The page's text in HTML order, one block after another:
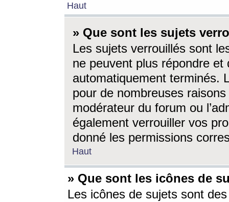
Haut
» Que sont les sujets
Les sujets verrouillés sont
ne peuvent plus répondre
automatiquement terminés.
pour de nombreuses
modérateur du forum ou
également verrouiller vos
donné les permissions
Haut
» Que sont les icônes de
Les icônes de sujets sont